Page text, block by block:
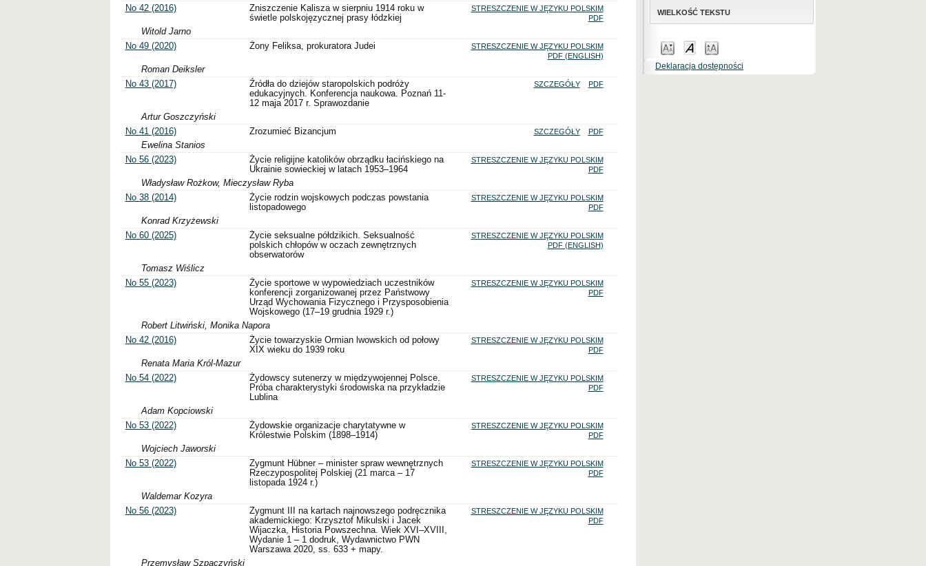
WIELKOŚĆ TEKSTU
Deklaracja dostępności
No 42 (2016)
Zniszczenie Kalisza w sierpniu 1914 roku w
świetle polskojęzycznej prasy łódzkiej
STRESZCZENIE W JĘZYKU POLSKIM
PDF
Witold Jarno
No 49 (2020)
Żony Feliksa, prokuratora Judei
STRESZCZENIE W JĘZYKU POLSKIM
PDF (ENGLISH)
Roman Deiksler
No 43 (2017)
Źródła do dziejów staropolskich podróży
edukacyjnych. Konferencja naukowa. Poznań 11-
12 maja 2017 r. Sprawozdanie
SZCZEGÓŁY PDF
Artur Goszczyński
No 41 (2016)
Zrozumieć Bizancjum SZCZEGÓŁY PDF
Ewelina Stanios
No 56 (2023)
Życie religijne katolików obrządku łacińskiego na
Ukrainie sowieckiej w latach 1953–1964
STRESZCZENIE W JĘZYKU POLSKIM
PDF
Władysław Rożkow, Mieczysław Ryba
No 38 (2014)
Życie rodzin wojskowych podczas powstania
listopadowego
STRESZCZENIE W JĘZYKU POLSKIM
PDF
Konrad Krzyżewski
No 60 (2025)
Życie seksualne półdzikich. Seksualność
polskich chłopów w oczach zewnętrznych
obserwatorów
STRESZCZENIE W JĘZYKU POLSKIM
PDF (ENGLISH)
Tomasz Wiślicz
No 55 (2023)
Życie sportowe w wypowiedziach uczestników
konferencji zorganizowanej przez Państwowy
Urząd Wychowania Fizycznego i Przysposobienia
Wojskowego (17–19 grudnia 1929 r.)
STRESZCZENIE W JĘZYKU POLSKIM
PDF
Robert Litwiński, Monika Napora
No 42 (2016)
Życie towarzyskie Ormian lwowskich od połowy
XIX wieku do 1939 roku
STRESZCZENIE W JĘZYKU POLSKIM
PDF
Renata Maria Król-Mazur
No 54 (2022)
Żydowscy sutenerzy w międzywojennej Polsce.
Próba charakterystyki środowiska na przykładzie
Lublina
STRESZCZENIE W JĘZYKU POLSKIM
PDF
Adam Kopciowski
No 53 (2022)
Żydowskie organizacje charytatywne w
Królestwie Polskim (1898–1914)
STRESZCZENIE W JĘZYKU POLSKIM
PDF
Wojciech Jaworski
No 53 (2022)
Zygmunt Hübner – minister spraw wewnętrznych
Rzeczypospolitej Polskiej (21 marca – 17
listopada 1924 r.)
STRESZCZENIE W JĘZYKU POLSKIM
PDF
Waldemar Kozyra
No 56 (2023)
Zygmunt III na kartach najnowszego podręcznika
akademickiego: Krzysztof Mikulski i Jacek
Wijaczka, Historia Powszechna. Wiek XVI–XVIII,
Wydanie 1 – 1 dodruk, Wydawnictwo PWN
Warszawa 2020, ss. 633 + mapy.
STRESZCZENIE W JĘZYKU POLSKIM
PDF
Przemysław Szpaczyński